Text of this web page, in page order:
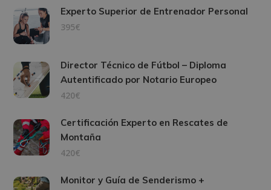
Experto Superior de Entrenador Personal
395€
Director Técnico de Fútbol – Diploma
Autentificado por Notario Europeo
420€
Certificación Experto en Rescates de
Montaña
420€
Monitor y Guía de Senderismo +